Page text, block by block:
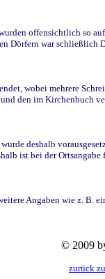
offensichtlich so
Dörfern war
wobei mehrere
den im Kirchenbuch
deshalb
ist bei der
Angaben wie z. B.
© 2009
zurück